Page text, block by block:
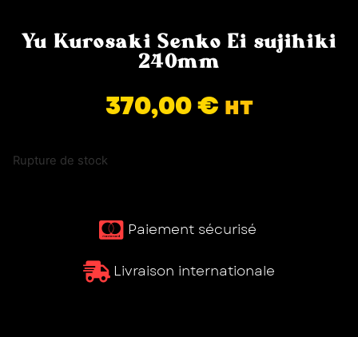
Yu Kurosaki Senko Ei sujihiki
240mm
370,00€ HT
Rupture de stock
Paiement sécurisé ​
Livraison internationale